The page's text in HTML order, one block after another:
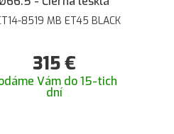
8519 MB ET45 BLACK
315€
Vám do 15-tich
dní